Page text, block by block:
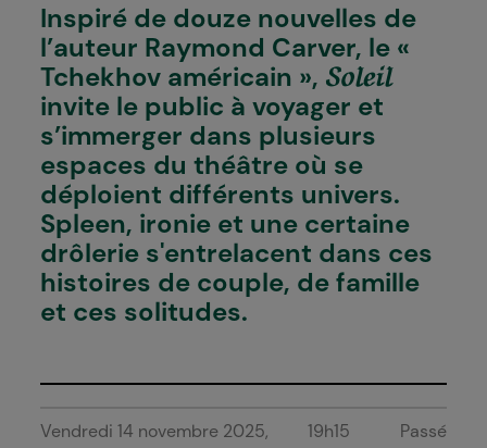
Inspiré de douze nouvelles de
l’auteur Raymond Carver, le «
Tchekhov américain », Soleil
invite le public à voyager et
s’immerger dans plusieurs
espaces du théâtre où se
déploient différents univers.
Spleen, ironie et une certaine
drôlerie s'entrelacent dans ces
histoires de couple, de famille
et ces solitudes.
Vendredi 14 novembre 2025 19h15 Passé